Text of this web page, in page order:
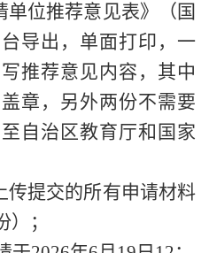
单位推荐意见表》（国
导出，单面打印，一
推荐意见内容，其中
章，另外两份不需要
自治区教育厅和国家
传提交的所有申请材料
）；